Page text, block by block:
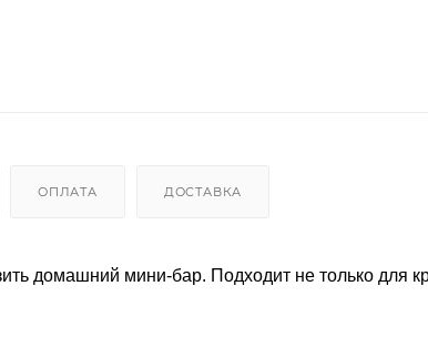
ОПЛАТА ДОСТАВКА
домашний мини-бар. Подходит не только для